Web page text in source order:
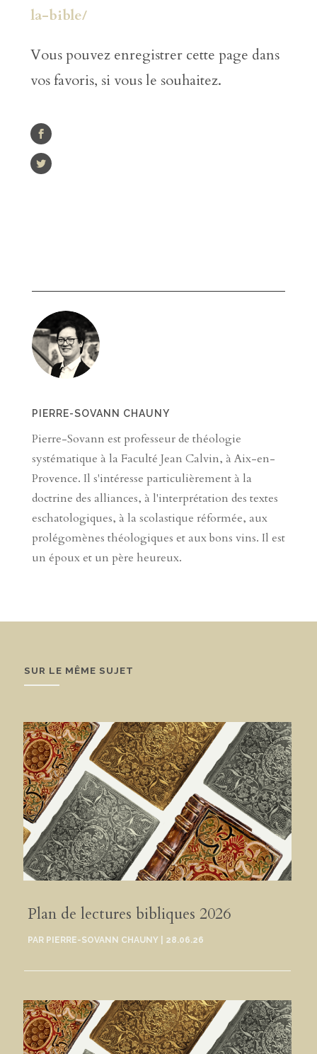
la-bible/
Vous pouvez enregistrer cette page dans
vos favoris, si vous le souhaitez.
PIERRE-SOVANN CHAUNY
Pierre-Sovann est professeur de théologie
systématique à la Faculté Jean Calvin, à Aix-en-
Provence. Il s'intéresse particulièrement à la
doctrine des alliances, à l'interprétation des textes
eschatologiques, à la scolastique réformée, aux
prolégomènes théologiques et aux bons vins. Il est
un époux et un père heureux.
SUR LE MÊME SUJET
Plan de lectures bibliques 2026
PAR PIERRE-SOVANN CHAUNY 28.06.26